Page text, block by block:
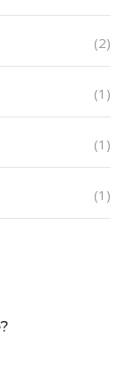
(2)
(1)
(1)
(1)